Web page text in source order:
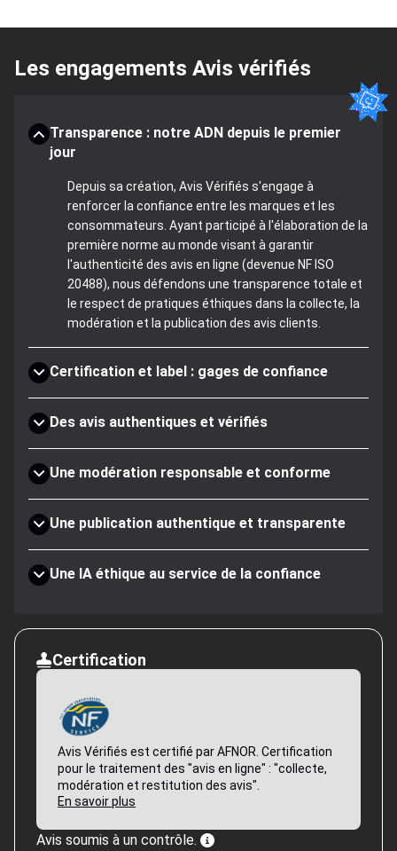
Les engagements Avis vérifiés
Transparence : notre ADN depuis le premier
jour
Depuis sa création, Avis Vérifiés s'engage à
renforcer la confiance entre les marques et les
consommateurs. Ayant participé à l'élaboration de la
première norme au monde visant à garantir
l'authenticité des avis en ligne (devenue NF ISO
20488), nous défendons une transparence totale et
le respect de pratiques éthiques dans la collecte, la
modération et la publication des avis clients.
Certification et label : gages de confiance
Des avis authentiques et vérifiés
Une modération responsable et conforme
Une publication authentique et transparente
Une IA éthique au service de la confiance
Certification
Avis Vérifiés est certifié par AFNOR. Certification
pour le traitement des "avis en ligne" : "collecte,
modération et restitution des avis".
En savoir plus
Avis soumis à un contrôle.